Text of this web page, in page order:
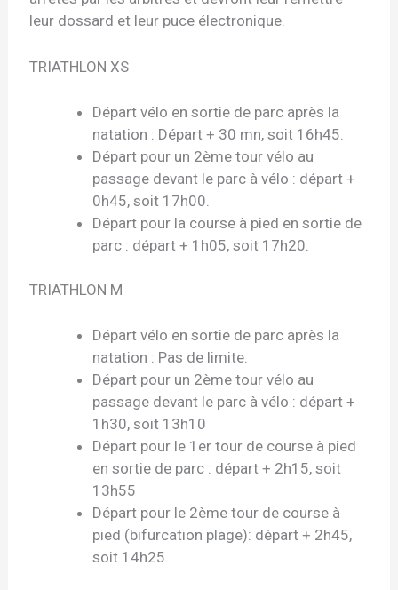
leur dossard et leur puce électronique.
TRIATHLON XS
Départ vélo en sortie de parc après la
natation : Départ + 30 mn, soit 16h45.
Départ pour un 2ème tour vélo au
passage devant le parc à vélo : départ +
0h45, soit 17h00.
Départ pour la course à pied en sortie de
parc : départ + 1h05, soit 17h20.
TRIATHLON M
Départ vélo en sortie de parc après la
natation : Pas de limite.
Départ pour un 2ème tour vélo au
passage devant le parc à vélo : départ +
1h30, soit 13h10
Départ pour le 1er tour de course à pied
en sortie de parc : départ + 2h15, soit
13h55
Départ pour le 2ème tour de course à
pied (bifurcation plage): départ + 2h45,
soit 14h25